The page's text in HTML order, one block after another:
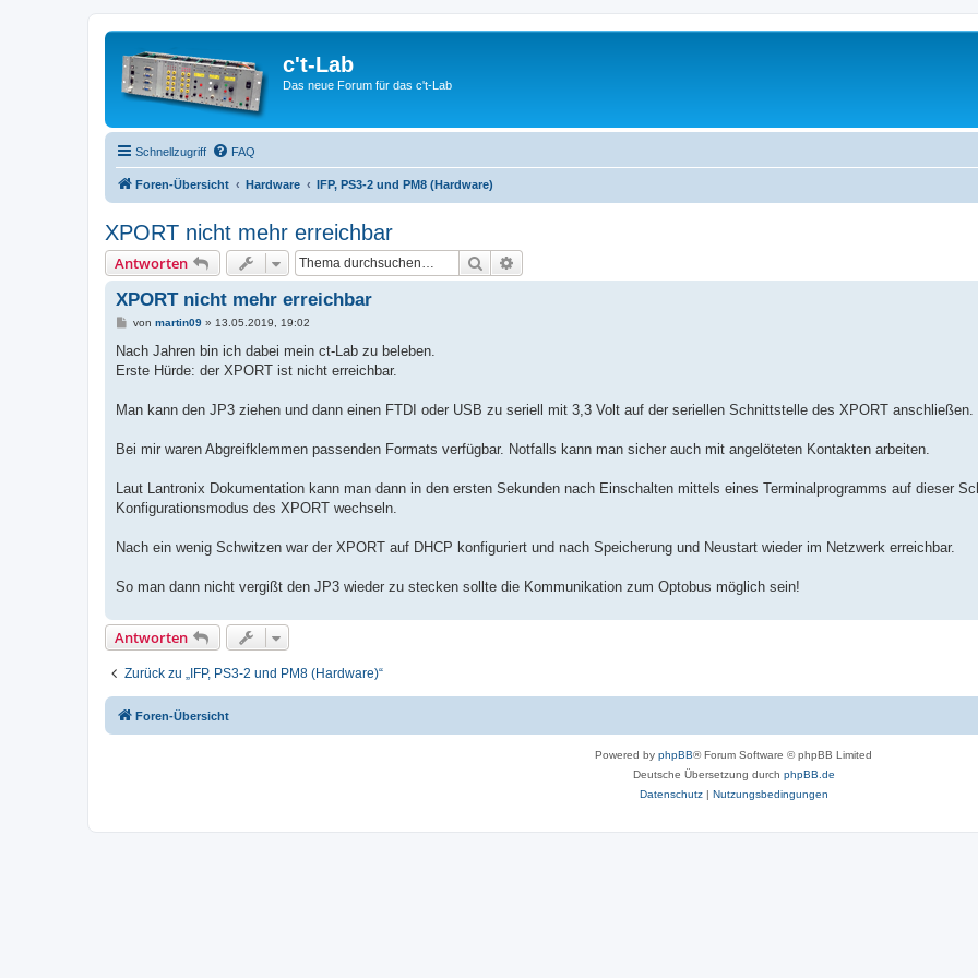
c't-Lab
Das neue Forum für das c't-Lab
Schnellzugriff FAQ
Foren-Übersicht Hardware IFP, PS3-2 und PM8 (Hardware)
XPORT nicht mehr erreichbar
Antworten Suche
XPORT nicht mehr erreichbar
B
i
r
von martin09» 13.05.2019, 19:02
Nach Jahren bin ich dabei mein ct-Lab zu beleben.
Erste Hürde: der XPORT ist nicht erreichbar.
Man kann den JP3 ziehen und dann einen FTDI oder USB zu seriell mit 3,3 Volt auf der seriellen Schnittstelle des XPORT anschließen.
Bei mir waren Abgreifklemmen passenden Formats verfügbar. Notfalls kann man sicher auch mit angelöteten Kontakten arbeiten.
Laut Lantronix Dokumentation kann man dann in den ersten Sekunden nach Einschalten mittels eines Terminalprogramms auf dieser
Konfigurationsmodus des XPORT wechseln.
Nach ein wenig Schwitzen war der XPORT auf DHCP konfiguriert und nach Speicherung und Neustart wieder im Netzwerk erreichbar.
So man dann nicht vergißt den JP3 wieder zu stecken sollte die Kommunikation zum Optobus möglich sein!
Antworten
Zurück zu „IFP, PS3-2 und PM8 (Hardware)“
Foren-Übersicht
Powered by phpBB® Forum Software © phpBB Limited
Deutsche Übersetzung durch phpBB.de
Datenschutz| Nutzungsbedingungen